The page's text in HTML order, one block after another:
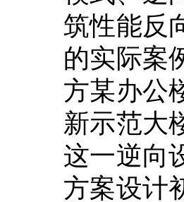
筑性能反
的实际案
方某办公
新示范大
这一逆向
方案设计